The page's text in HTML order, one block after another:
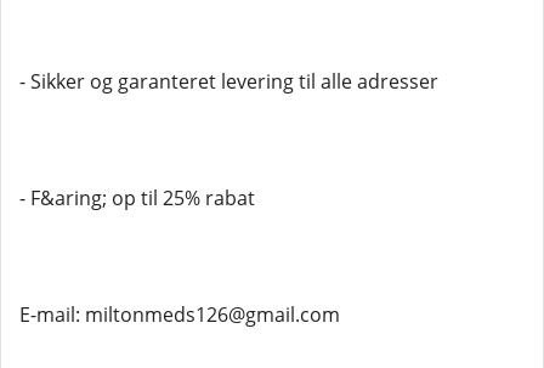
- Sikker og garanteret levering til alle adresser
- F&aring; op til 25% rabat
E-mail: miltonmeds126@gmail.com